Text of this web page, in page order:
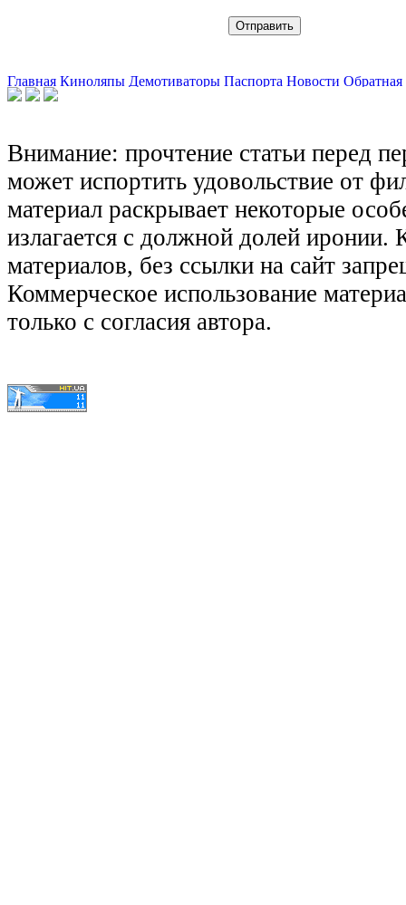
Главная Киноляпы Демотиваторы Паспорта Новости Обратная
Внимание: прочтение статьи перед
может испортить удовольствие от
материал раскрывает некоторые
излагается с должной долей иронии.
материалов, без ссылки на сайт
Коммерческое использование
только с согласия автора.